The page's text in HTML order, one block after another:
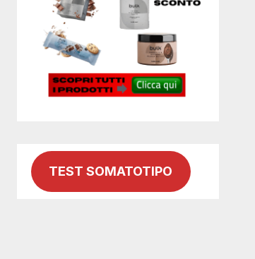
TEST SOMATOTIPO